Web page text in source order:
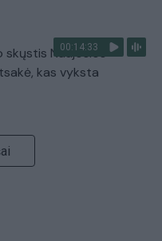
00:14:33
skųstis Naujosios
kas vyksta